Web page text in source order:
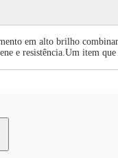
em alto brilho
e resistência.Um item